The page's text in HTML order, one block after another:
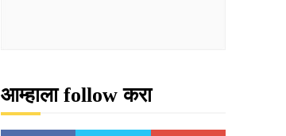
आम्हाला follow करा